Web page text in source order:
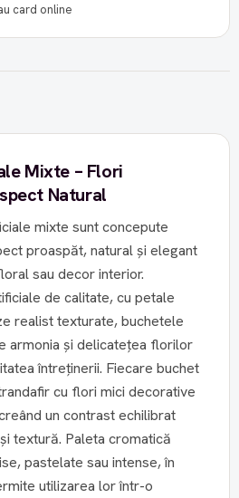
card online
Mixte – Flori
Natural
mixte sunt concepute
proaspăt, natural și elegant
sau decor interior.
de calitate, cu petale
realist texturate, buchetele
armonia și delicatețea florilor
întreținerii. Fiecare buchet
cu flori mici decorative
un contrast echilibrat
textură. Paleta cromatică
pastelate sau intense, în
utilizarea lor într-o